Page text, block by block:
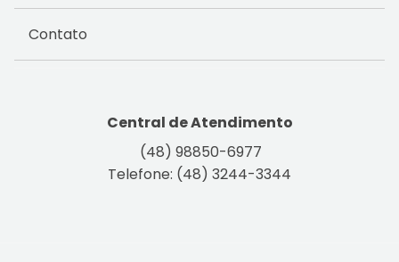
Contato
Central de Atendimento
(48) 98850-6977
Telefone: (48) 3244-3344